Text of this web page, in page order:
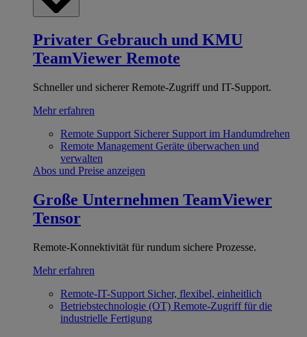
Privater Gebrauch und KMU
TeamViewer Remote
Schneller und sicherer Remote-Zugriff und IT-Support.
Mehr erfahren
Remote Support Sicherer Support im Handumdrehen
Remote Management Geräte überwachen und
verwalten
Abos und Preise anzeigen
Große Unternehmen TeamViewer
Tensor
Remote-Konnektivität für rundum sichere Prozesse.
Mehr erfahren
Remote-IT-Support Sicher, flexibel, einheitlich
Betriebstechnologie (OT) Remote-Zugriff für die
industrielle Fertigung